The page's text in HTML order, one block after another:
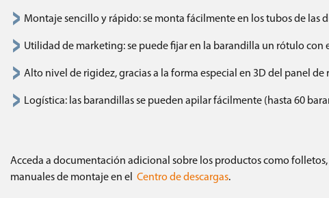
Montaje sencillo y rápido: se monta fácilmente en los tubos de las
Utilidad de marketing: se puede fijar en la barandilla un rótulo
Alto nivel de rigidez, gracias a la forma especial en 3D del panel de
Logística: las barandillas se pueden apilar fácilmente (hasta 60
Acceda a documentación adicional sobre los productos como
manuales de montaje en el Centro de descargas.